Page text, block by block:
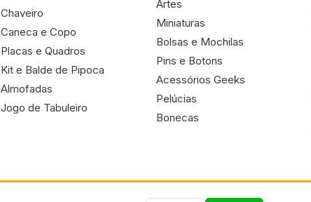
Chaveiro
Caneca e Copo
Placas e Quadros
Kit e Balde de Pipoca
Almofadas
Jogo de Tabuleiro
Artes
Miniaturas
Bolsas e Mochilas
Pins e Botons
Acessórios Geeks
Pelúcias
Bonecas